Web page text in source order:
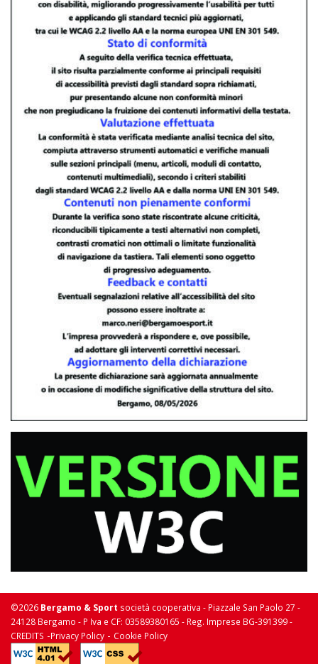
©2026 Bergamo & Sport società cooperativa - Piazzale San Paolo 27 -
24128 Bergamo - P Iva e CF: 03589380165 - Reg. Imprese BG-391399 -
CREDITS -Privacy Policy - Cookie Policy